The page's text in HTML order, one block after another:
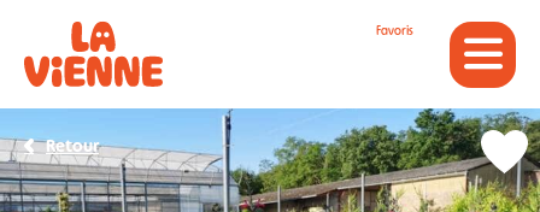
Favoris
Retour